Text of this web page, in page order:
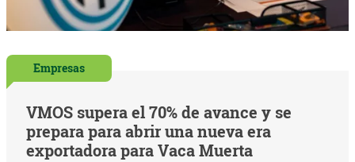
Empresas
VMOS supera el 70% de avance y se
prepara para abrir una nueva era
exportadora para Vaca Muerta